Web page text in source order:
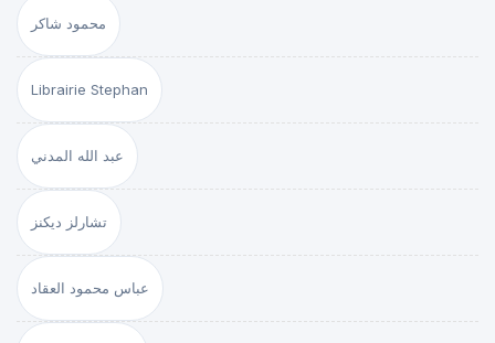
محمود شاكر
Librairie Stephan
عبد الله المدني
تشارلز ديكنز
عباس محمود العقاد